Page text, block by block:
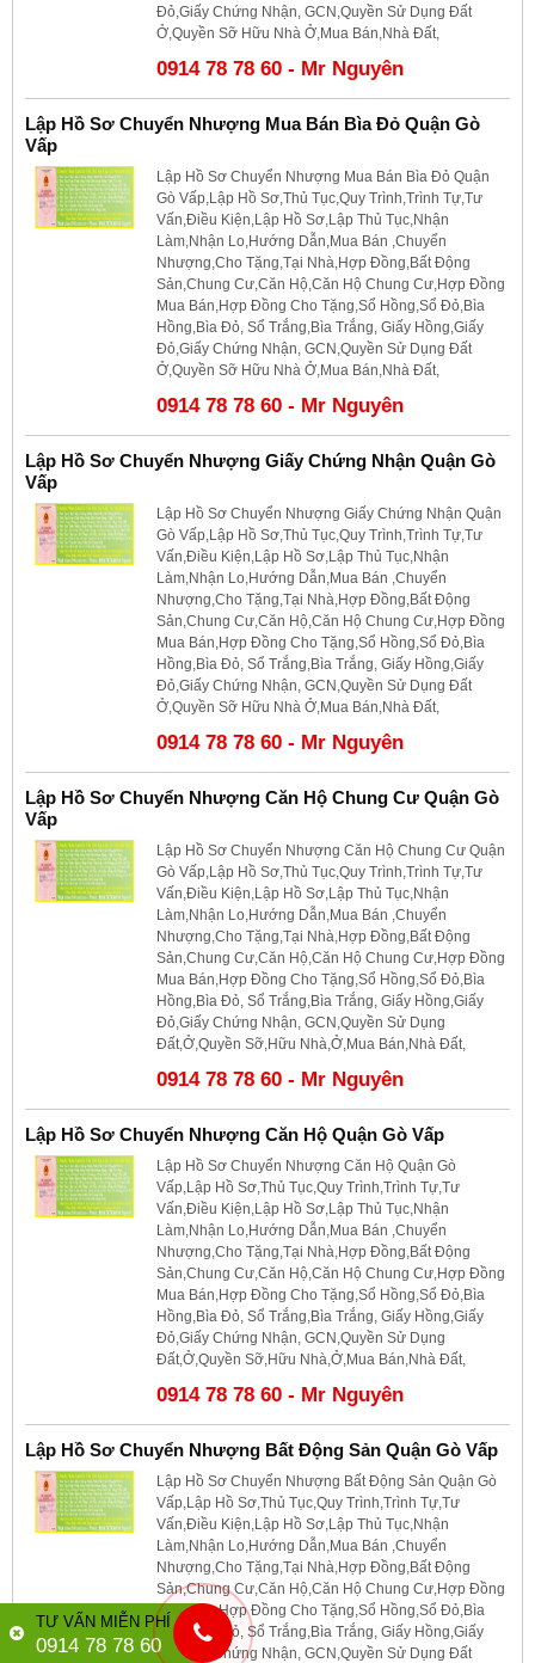
Đỏ,Giấy Chứng Nhận, GCN,Quyền Sử Dụng Đất
Ở,Quyền Sỡ Hữu Nhà Ở,Mua Bán,Nhà Đất,
0914 78 78 60 - Mr Nguyên
Lập Hồ Sơ Chuyển Nhượng Mua Bán Bìa Đỏ Quận Gò
Vấp
Lập Hồ Sơ Chuyển Nhượng Mua Bán Bìa Đỏ Quận
Gò Vấp,Lập Hồ Sơ,Thủ Tục,Quy Trình,Trình Tự,Tư
Vấn,Điều Kiện,Lập Hồ Sơ,Lập Thủ Tục,Nhận
Làm,Nhận Lo,Hướng Dẫn,Mua Bán ,Chuyển
Nhượng,Cho Tặng,Tại Nhà,Hợp Đồng,Bất Động
Sản,Chung Cư,Căn Hộ,Căn Hộ Chung Cư,Hợp Đồng
Mua Bán,Hợp Đồng Cho Tặng,Sổ Hồng,Sổ Đỏ,Bìa
Hồng,Bìa Đỏ, Sổ Trắng,Bìa Trắng, Giấy Hồng,Giấy
Đỏ,Giấy Chứng Nhận, GCN,Quyền Sử Dụng Đất
Ở,Quyền Sỡ Hữu Nhà Ở,Mua Bán,Nhà Đất,
0914 78 78 60 - Mr Nguyên
Lập Hồ Sơ Chuyển Nhượng Giấy Chứng Nhận Quận Gò
Vấp
Lập Hồ Sơ Chuyển Nhượng Giấy Chứng Nhận Quận
Gò Vấp,Lập Hồ Sơ,Thủ Tục,Quy Trình,Trình Tự,Tư
Vấn,Điều Kiện,Lập Hồ Sơ,Lập Thủ Tục,Nhận
Làm,Nhận Lo,Hướng Dẫn,Mua Bán ,Chuyển
Nhượng,Cho Tặng,Tại Nhà,Hợp Đồng,Bất Động
Sản,Chung Cư,Căn Hộ,Căn Hộ Chung Cư,Hợp Đồng
Mua Bán,Hợp Đồng Cho Tặng,Sổ Hồng,Sổ Đỏ,Bìa
Hồng,Bìa Đỏ, Sổ Trắng,Bìa Trắng, Giấy Hồng,Giấy
Đỏ,Giấy Chứng Nhận, GCN,Quyền Sử Dụng Đất
Ở,Quyền Sỡ Hữu Nhà Ở,Mua Bán,Nhà Đất,
0914 78 78 60 - Mr Nguyên
Lập Hồ Sơ Chuyển Nhượng Căn Hộ Chung Cư Quận Gò
Vấp
Lập Hồ Sơ Chuyển Nhượng Căn Hộ Chung Cư Quận
Gò Vấp,Lập Hồ Sơ,Thủ Tục,Quy Trình,Trình Tự,Tư
Vấn,Điều Kiện,Lập Hồ Sơ,Lập Thủ Tục,Nhận
Làm,Nhận Lo,Hướng Dẫn,Mua Bán ,Chuyển
Nhượng,Cho Tặng,Tại Nhà,Hợp Đồng,Bất Động
Sản,Chung Cư,Căn Hộ,Căn Hộ Chung Cư,Hợp Đồng
Mua Bán,Hợp Đồng Cho Tặng,Sổ Hồng,Sổ Đỏ,Bìa
Hồng,Bìa Đỏ, Sổ Trắng,Bìa Trắng, Giấy Hồng,Giấy
Đỏ,Giấy Chứng Nhận, GCN,Quyền Sử Dụng
Đất,Ở,Quyền Sỡ,Hữu Nhà,Ở,Mua Bán,Nhà Đất,
0914 78 78 60 - Mr Nguyên
Lập Hồ Sơ Chuyển Nhượng Căn Hộ Quận Gò Vấp
Lập Hồ Sơ Chuyển Nhượng Căn Hộ Quận Gò
Vấp,Lập Hồ Sơ,Thủ Tục,Quy Trình,Trình Tự,Tư
Vấn,Điều Kiện,Lập Hồ Sơ,Lập Thủ Tục,Nhận
Làm,Nhận Lo,Hướng Dẫn,Mua Bán ,Chuyển
Nhượng,Cho Tặng,Tại Nhà,Hợp Đồng,Bất Động
Sản,Chung Cư,Căn Hộ,Căn Hộ Chung Cư,Hợp Đồng
Mua Bán,Hợp Đồng Cho Tặng,Sổ Hồng,Sổ Đỏ,Bìa
Hồng,Bìa Đỏ, Sổ Trắng,Bìa Trắng, Giấy Hồng,Giấy
Đỏ,Giấy Chứng Nhận, GCN,Quyền Sử Dụng
Đất,Ở,Quyền Sỡ,Hữu Nhà,Ở,Mua Bán,Nhà Đất,
0914 78 78 60 - Mr Nguyên
Lập Hồ Sơ Chuyển Nhượng Bất Động Sản Quận Gò Vấp
Lập Hồ Sơ Chuyển Nhượng Bất Động Sản Quận Gò
Vấp,Lập Hồ Sơ,Thủ Tục,Quy Trình,Trình Tự,Tư
Vấn,Điều Kiện,Lập Hồ Sơ,Lập Thủ Tục,Nhận
Làm,Nhận Lo,Hướng Dẫn,Mua Bán ,Chuyển
Nhượng,Cho Tặng,Tại Nhà,Hợp Đồng,Bất Động
Sản,Chung Cư,Căn Hộ,Căn Hộ Chung Cư,Hợp Đồng
Mua Bán,Hợp Đồng Cho Tặng,Sổ Hồng,Sổ Đỏ,Bìa
Hồng,Bìa Đỏ, Sổ Trắng,Bìa Trắng, Giấy Hồng,Giấy
Đỏ,Giấy Chứng Nhận, GCN,Quyền Sử Dụng Đất
TƯ VẤN MIỄN PHÍ
0914 78 78 60